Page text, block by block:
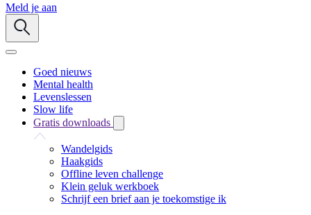
Meld je aan
Goed nieuws
Mental health
Levenslessen
Slow life
Gratis downloads
Wandelgids
Haakgids
Offline leven challenge
Klein geluk werkboek
Schrijf een brief aan je toekomstige ik